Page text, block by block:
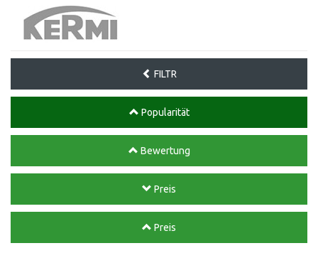
FILTR
Popularität
Bewertung
Preis
Preis